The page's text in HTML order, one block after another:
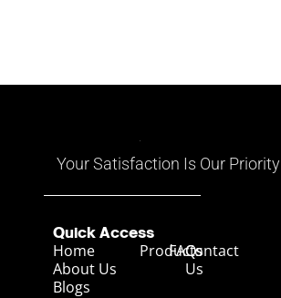
Your Satisfaction Is Our Priority
Quick Access
Home
About Us
Blogs
Products
FAQsContact
Us